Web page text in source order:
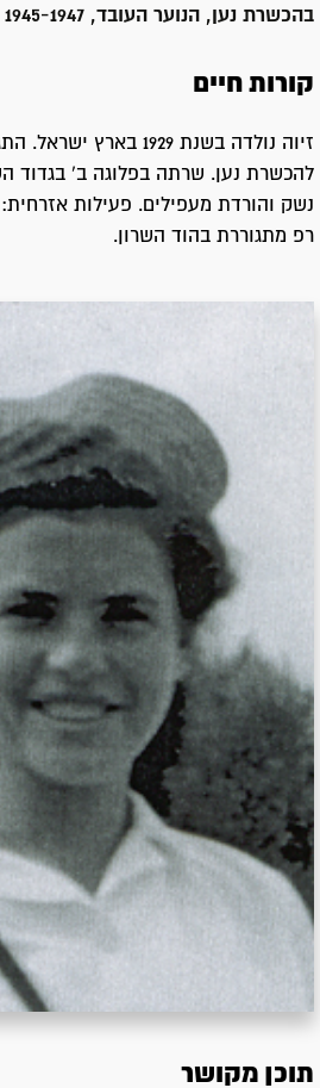
בהכשרת נען, הנוער העובד, 1945-1947
קורות חיים
להכשרת נען. שרתה בפלוגה ב' בגדוד
נשק והורדת מעפילים. פעילות אזרחית:
רפ מתגוררת בהוד השרון.
תוכן מקושר